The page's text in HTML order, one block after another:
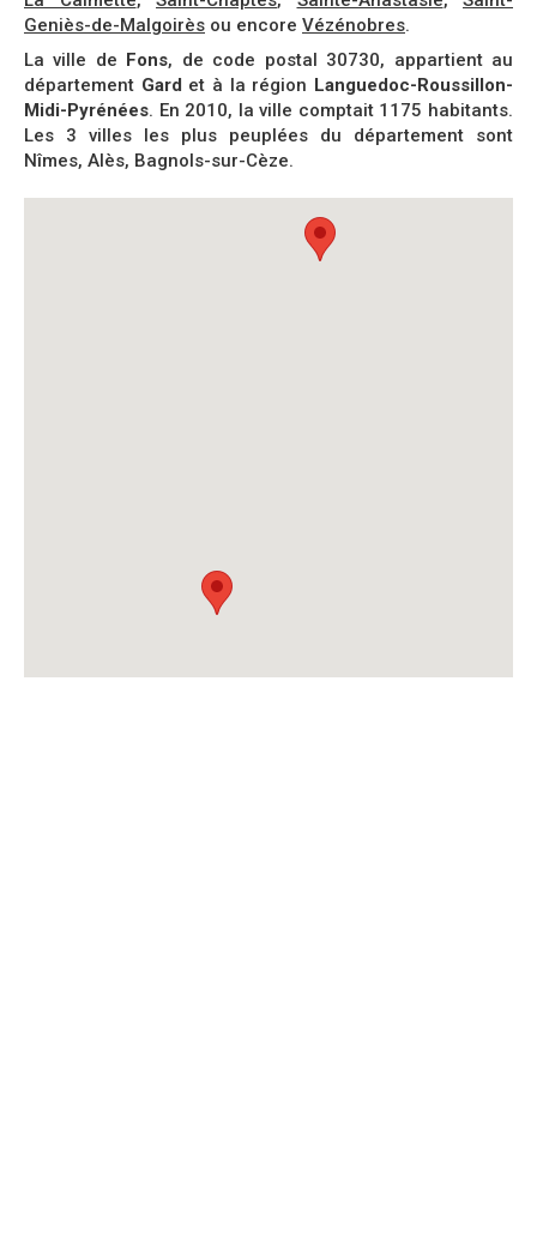
Geniès-de-Malgoirès ou encore Vézénobres.
La ville de
Fons, de code postal 30730, appartient au
département Gard et à la région Languedoc-Roussillon-
Midi-Pyrénées. En 2010, la ville comptait 1175 habitants.
Les 3 villes les plus peuplées du département sont
Nîmes, Alès, Bagnols-sur-Cèze.